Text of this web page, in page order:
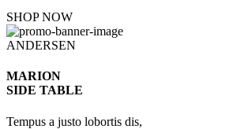
SHOP NOW
ANDERSEN
MARION
SIDE TABLE
Tempus a justo lobortis dis,